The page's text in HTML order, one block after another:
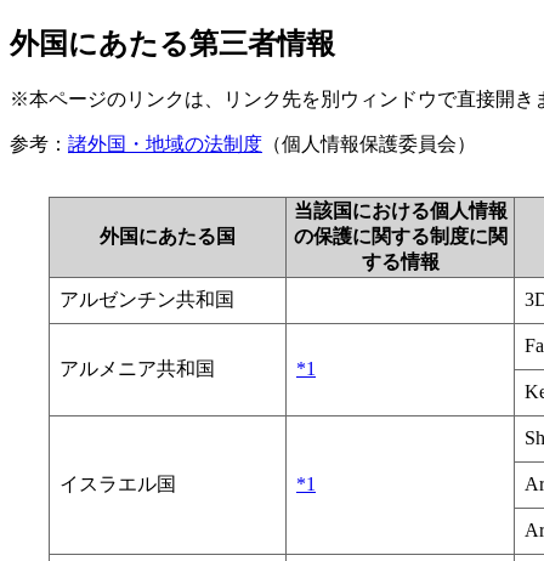
外国にあたる第三者情報
※本ページのリンクは、リンク先を別ウィンドウで直接開き
参考： 諸外国・地域の法制度 （個人情報保護委員会）
外国にあたる国
当該国における個人情報
の保護に関する制度に関
する情報
アルゼンチン共和国
アルメニア共和国 *1
イスラエル国 *1